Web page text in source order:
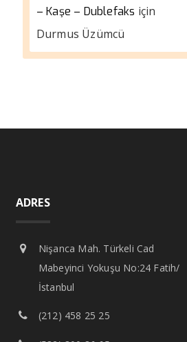
– Kaşe – Dublefaks için
Durmus Üzümcü
ADRES
Nişanca Mah. Türkeli Cad
Mabeyinci Yokuşu No:24 Fatih/
İstanbul
(212) 458 25 25